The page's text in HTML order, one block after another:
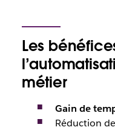
Les
métier
Gain de
Réduction